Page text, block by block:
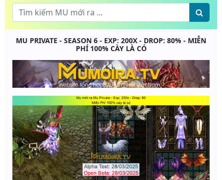
MU PRIVATE - SEASON 6 - EXP: 200X - DROP: 80% - MIỄN
PHÍ 100% CÀY LÀ CÓ